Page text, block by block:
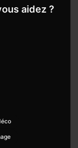
aidez ?